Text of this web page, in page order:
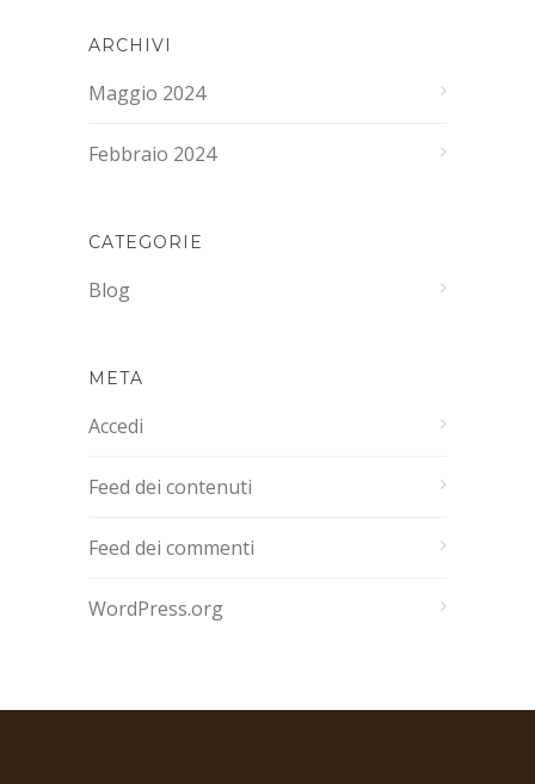
ARCHIVI
Maggio 2024
Febbraio 2024
CATEGORIE
Blog
META
Accedi
Feed dei contenuti
Feed dei commenti
WordPress.org